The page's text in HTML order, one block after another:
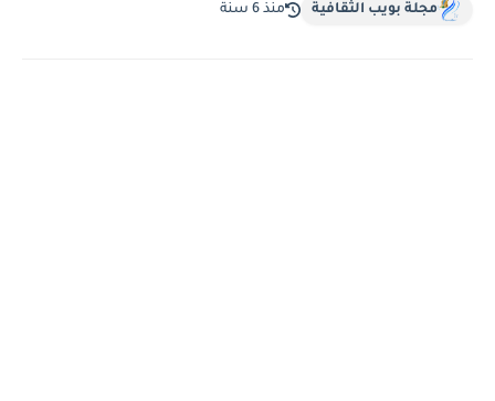
مجلة بويب الثقافية منذ 6 سنة